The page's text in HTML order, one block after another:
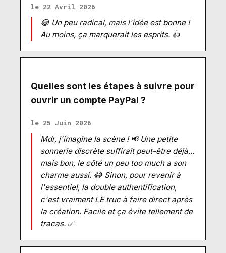
le 22 Avril 2026
😂 Un peu radical, mais l'idée est bonne !
Au moins, ça marquerait les esprits. 👍
Quelles sont les étapes à suivre pour
ouvrir un compte PayPal ?
le 25 Juin 2026
Mdr, j'imagine la scène ! 📢 Une petite
sonnerie discrète suffirait peut-être déjà...
mais bon, le côté un peu too much a son
charme aussi. 😂 Sinon, pour revenir à
l'essentiel, la double authentification,
c'est vraiment LE truc à faire direct après
la création. Facile et ça évite tellement de
tracas. ✅